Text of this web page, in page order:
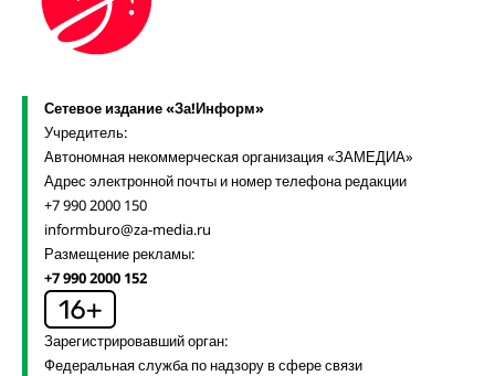
Сетевое издание «За!Информ»
Учредитель:
Автономная некоммерческая организация «ЗАМЕДИА»
Адрес электронной почты и номер телефона редакции
+7 990 2000 150
informburo@za-media.ru
Размещение рекламы:
+7 990 2000 152
Зарегистрировавший орган:
Федеральная служба по надзору в сфере связи